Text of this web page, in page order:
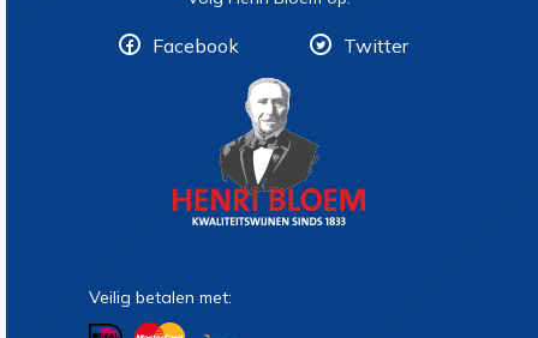
Facebook Twitter
Veilig betalen met: